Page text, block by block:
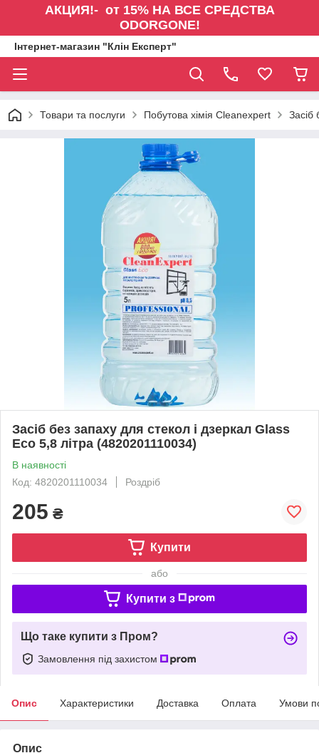
АКЦИЯ!- от 15% НА ВСЕ СРЕДСТВА
ODORGONE!
Інтернет-магазин "Клін Експерт"
Товари та послуги Побутова хімія Cleanexpert Засіб
Засіб без запаху для стекол і дзеркал Glass
Eco 5,8 літра (4820201110034)
В наявності
Код: 4820201110034
Роздріб
205 ₴
Купити
або
Купити з
Що таке купити з Пром?
Замовлення під захистом
Опис Характеристики Доставка Оплата Умови
Опис